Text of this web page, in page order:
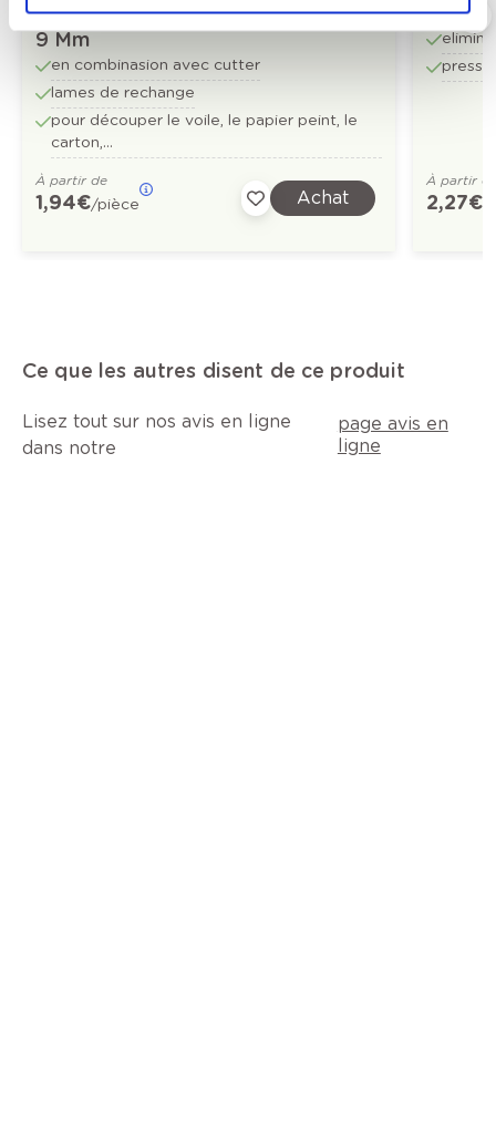
Lames De Rechange Pour Cutter
9 Mm
en combinasion avec cutter
lames de rechange
pour découper le voile, le papier peint, le
carton,...
À partir de
1,94 €/pièce Achat
À partir
2,27 €
Ce que les autres disent de ce produit
Lisez tout sur nos avis en ligne
dans notre
page avis en
ligne